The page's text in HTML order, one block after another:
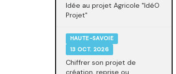
Idée au projet Agricole "IdéO
Projet"
HAUTE-SAVOIE
13 OCT. 2026
Chiffrer son projet de
création, reprise ou